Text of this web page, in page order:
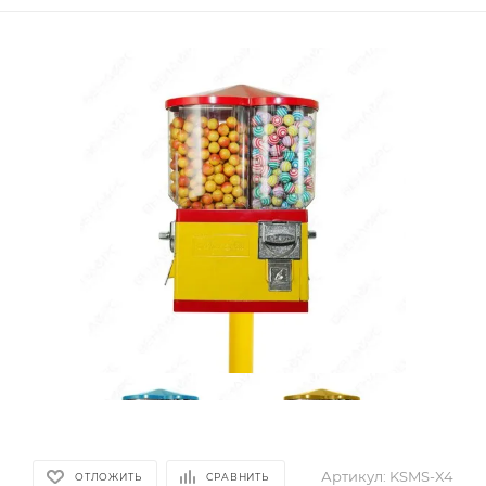
ОТЛОЖИТЬ СРАВНИТЬ Артикул: KSMS-X4